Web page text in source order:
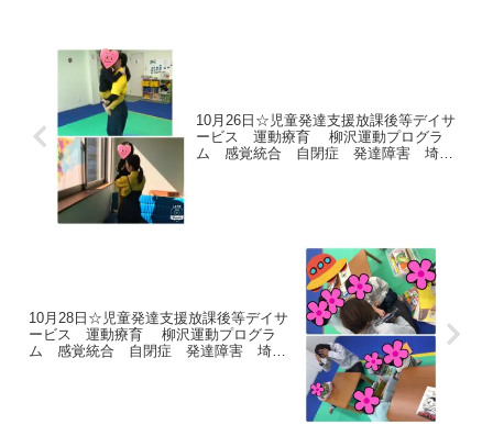
10月26日☆児童発達支援放課後等デイサ
ービス 運動療育 柳沢運動プログラ
ム 感覚統合 自閉症 発達障害 埼玉
10月28日☆児童発達支援放課後等デイサ
ービス 運動療育 柳沢運動プログラ
ム 感覚統合 自閉症 発達障害 埼玉